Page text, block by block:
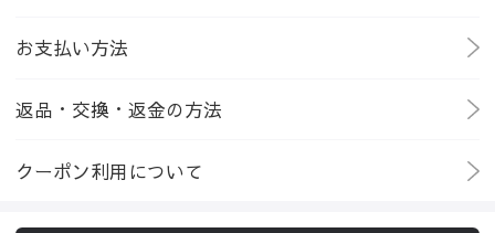
お支払い方法
返品・交換・返金の方法
クーポン利用について